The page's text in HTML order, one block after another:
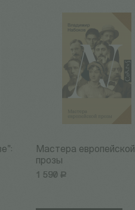
Мастера европейской
прозы
1 590 Р